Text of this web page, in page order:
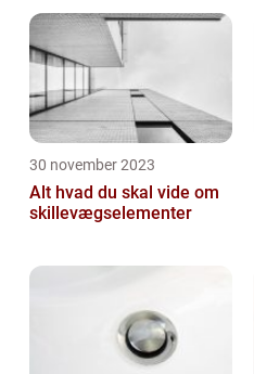
30 november 2023
Alt hvad du skal vide om
skillevægselementer